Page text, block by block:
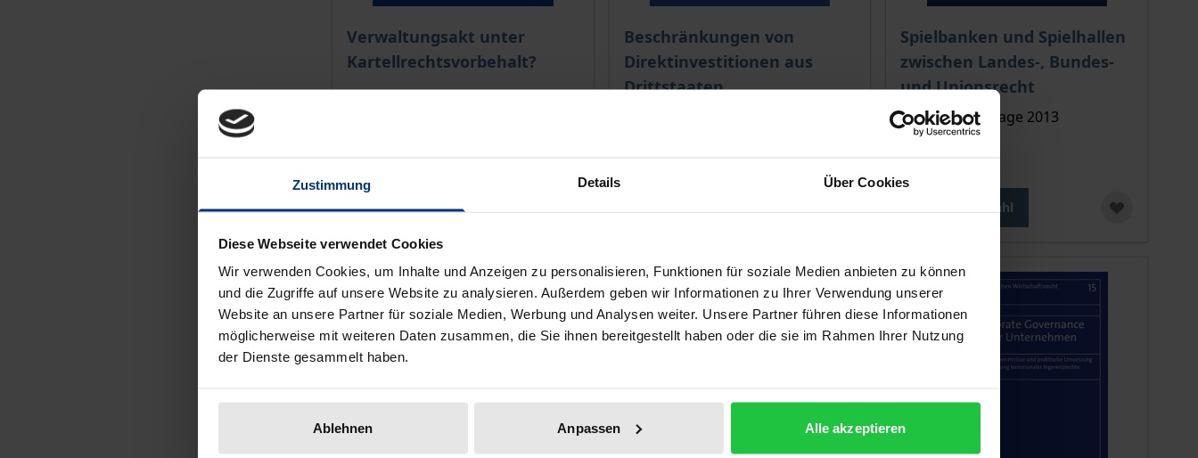
Zustimmung Details Über Cookies
Diese Webseite verwendet Cookies
Wir verwenden Cookies, um Inhalte und Anzeigen zu personalisieren, Funktionen für soziale Medien anbieten zu können
und die Zugriffe auf unsere Website zu analysieren. Außerdem geben wir Informationen zu Ihrer Verwendung unserer
Website an unsere Partner für soziale Medien, Werbung und Analysen weiter. Unsere Partner führen diese Informationen
möglicherweise mit weiteren Daten zusammen, die Sie ihnen bereitgestellt haben oder die sie im Rahmen Ihrer Nutzung
der Dienste gesammelt haben.
Ablehnen Anpassen Alle akzeptieren
Verwaltungsakt unter
Kartellrechtsvorbehalt?
Der Preis dieses Titels richtet sich nach der gewählten Produktoption auf der Produktdetailseite
Zur Auswahl
Beschränkungen von
Direktinvestitionen aus
Drittstaaten
Der Preis dieses Titels richtet sich nach der gewählten Produktoption auf der
Spielbanken und Spielhallen
zwischen Landes-, Bundes-
und Unionsrecht
Der Preis dieses Titels richtet sich nach
Nomos, 1. Auflage 2013
39,00 €
Zur Auswahl